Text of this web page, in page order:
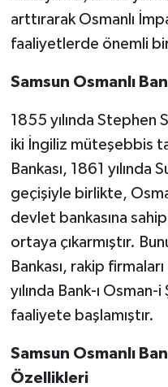
arttırarak Osmanlı
faaliyetlerde önemli
Samsun Osmanlı
1855 yılında Stephen
iki İngiliz müteşebbis
Bankası, 1861
geçişiyle birlikte,
devlet bankasına
ortaya çıkarmıştır.
Bankası, rakip
yılında Bank-ı
faaliyete başlamıştır.
Samsun Osmanlı
Özellikleri